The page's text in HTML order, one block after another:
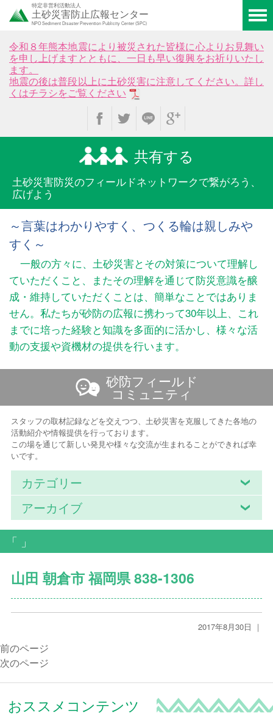
特定非営利活動法人
土砂災害防止広報センター
NPO Sediment Disaster Prevention Publicity Center (SPC)
令和８年熊本地震により被災された皆様に心よりお見舞い
を申し上げますとともに、一日も早い復興をお祈りいたし
ます。
地震の後は普段以上に土砂災害に注意してください。詳し
くはチラシをご覧ください
共有する
土砂災害防災のフィールドネットワークで繋がろう、
広げよう
～言葉はわかりやすく、つくる輪は親しみや
すく～
一般の方々に、土砂災害とその対策について理解し
ていただくこと、またその理解を通じて防災意識を醸
成・維持していただくことは、簡単なことではありま
せん。私たちが砂防の広報に携わって30年以上、これ
までに培った経験と知識を多面的に活かし、様々な活
動の支援や資機材の提供を行います。
砂防フィールド
コミュニティ
スタッフの取材記録などを交えつつ、土砂災害を克服してきた各地の
活動紹介や情報提供を行っております。
この場を通じて新しい発見や様々な交流が生まれることができれば幸
いです。
カテゴリー
アーカイブ
「 」
山田 朝倉市 福岡県 838-1306
2017年8月30日 ｜
前のページ
次のページ
おススメコンテンツ